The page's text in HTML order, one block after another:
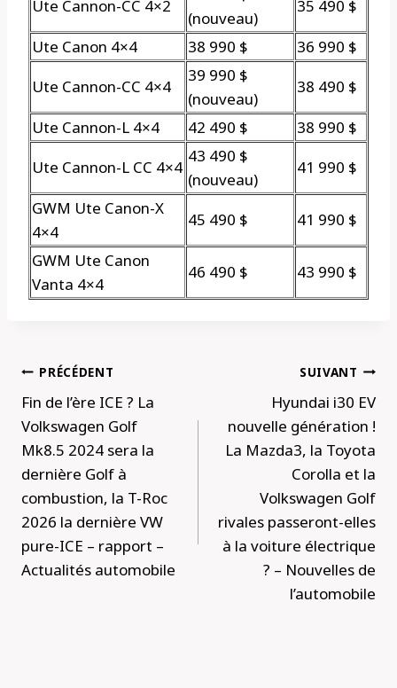
Ute Cannon-CC 4×2
(nouveau)
35 490 $
Ute Canon 4×4
38 990 $
36 990 $
Ute Cannon-CC 4×4
39 990 $
(nouveau)
38 490 $
Ute Cannon-L 4×4
42 490 $
38 990 $
Ute Cannon-L CC 4×4
43 490 $
(nouveau)
41 990 $
GWM Ute Canon-X
4×4
45 490 $
41 990 $
GWM Ute Canon
Vanta 4×4
46 490 $ 43 990 $
Navigation
de
l’article
PRÉCÉDENT
Fin de l’ère ICE ? La
Volkswagen Golf
Mk8.5 2024 sera la
dernière Golf à
combustion, la T-Roc
2026 la dernière VW
pure-ICE – rapport –
Actualités automobile
SUIVANT
Hyundai i30 EV
nouvelle génération !
La Mazda3, la Toyota
Corolla et la
Volkswagen Golf
rivales passeront-elles
à la voiture électrique
? – Nouvelles de
l’automobile